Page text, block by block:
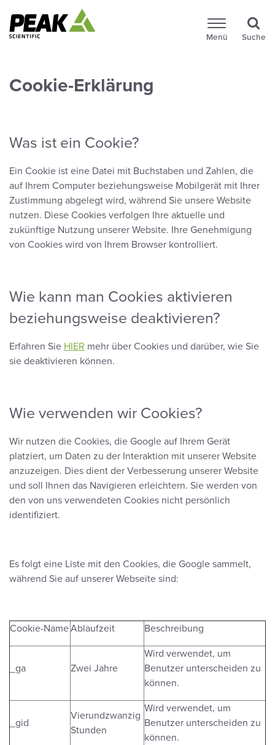
Menü Suche
Cookie-Erklärung
Was ist ein Cookie?
Ein Cookie ist eine Datei mit Buchstaben und Zahlen, die
auf Ihrem Computer beziehungsweise Mobilgerät mit Ihrer
Zustimmung abgelegt wird, während Sie unsere Website
nutzen. Diese Cookies verfolgen Ihre aktuelle und
zukünftige Nutzung unserer Website. Ihre Genehmigung
von Cookies wird von Ihrem Browser kontrolliert.
Wie kann man Cookies aktivieren
beziehungsweise deaktivieren?
Erfahren Sie HIER mehr über Cookies und darüber, wie Sie
sie deaktivieren können.
Wie verwenden wir Cookies?
Wir nutzen die Cookies, die Google auf Ihrem Gerät
platziert, um Daten zu der Interaktion mit unserer Website
anzuzeigen. Dies dient der Verbesserung unserer Website
und soll Ihnen das Navigieren erleichtern. Sie werden von
den von uns verwendeten Cookies nicht persönlich
identifiziert.
Es folgt eine Liste mit den Cookies, die Google sammelt,
während Sie auf unserer Webseite sind:
Cookie-NameAblaufzeit Beschreibung
_ga Zwei Jahre
Wird verwendet, um
Benutzer unterscheiden zu
können.
_gid
Vierundzwanzig
Stunden
Wird verwendet, um
Benutzer unterscheiden zu
können.